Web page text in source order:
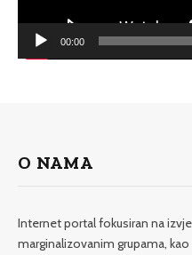
00:00
O NAMA
Internet portal fokusiran na
marginalizovanim grupama,